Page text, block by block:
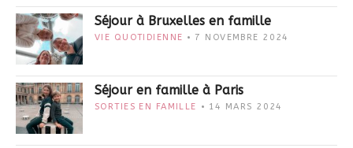
Séjour à Bruxelles en famille
VIE QUOTIDIENNE 7 NOVEMBRE 2024
Séjour en famille à Paris
SORTIES EN FAMILLE 14 MARS 2024